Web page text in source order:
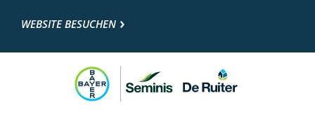
WEBSITE BESUCHEN